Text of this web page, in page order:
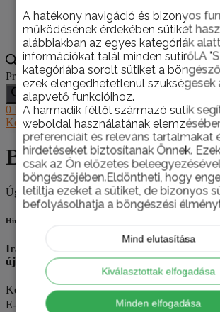
A hatékony navigáció és bizonyos
működésének érdekében sütiket
alábbiakban az egyes kategóriák
információkat talál minden sütiről.A
kategóriába sorolt sütiket a
ezek elengedhetetlenül szükségesek
alapvető funkcióihoz.
A harmadik féltől származó sütik
weboldal használatának
preferenciáit és releváns tartalmakat
hirdetéseket biztosítanak Önnek.
csak az Ön előzetes
böngészőjében.Eldöntheti, hogy
letiltja ezeket a sütiket, de bizonyos
befolyásolhatja a böngészési
Mind elutasítása
Kiválasztottak elfogadása
Minden elfogadása
Products search
0 Ft 0 Kosár
Konzultáció
Bognárszegek
Úgy tűnik, hogy nem található az, amit keres.
Hírlevél
Iratkozzon fel hírlevelünkre, hogy első
újdonságokról, akciókról!
Keresztnév
E-mail cím